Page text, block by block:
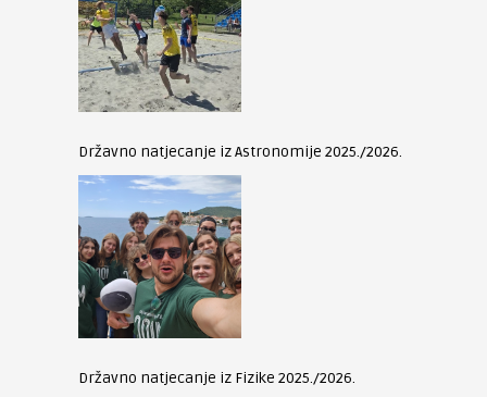
Državno natjecanje iz Astronomije 2025./2026.
Državno natjecanje iz Fizike 2025./2026.